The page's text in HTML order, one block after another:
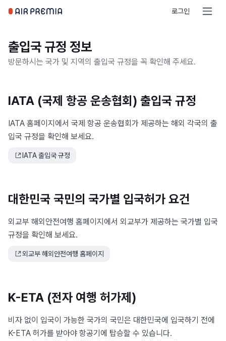
로그인
출입국 규정 정보
방문하시는 국가 및 지역의 출입국 규정을 꼭 확인해 주세요.
IATA (국제 항공 운송협회) 출입국 규정
IATA 홈페이지에서 국제 항공 운송협회가 제공하는 해외 각국의 출
입국 규정을 확인해 보세요.
IATA 출입국 규정
대한민국 국민의 국가별 입국허가 요건
외교부 해외안전여행 홈페이지에서 외교부가 제공하는 국가별 입국
규정을 확인해 보세요.
외교부 해외안전여행 홈페이지
K-ETA (전자 여행 허가제)
비자 없이 입국이 가능한 국가의 국민은 대한민국에 입국하기 전에
K-ETA 허가를 받아야 항공기에 탑승할 수 있습니다.